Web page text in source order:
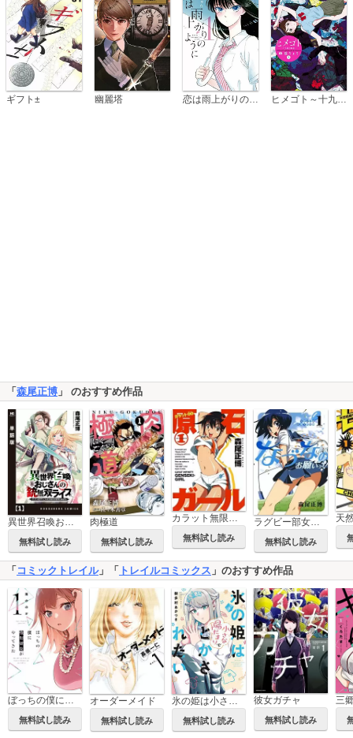
ギフト± 幽麗塔 恋は雨上がりのように ヒメゴト～十九歳の制服～
「 森尾正博 」 のおすすめ作品
無料試し読み
肉極道
無料試し読み
カラット無限大 原石ガール
無料試し読み 無料試し読み
「コミックトレイル」「 トレイルコミックス 」のおすすめ作品
ぼっちの僕に強制彼女がやってきた
無料試し読み
オーダーメイド
無料試し読み
氷の姫は小さな陽だまりでとかされたい
無料試し読み
彼女ガチャ
無料試し読み